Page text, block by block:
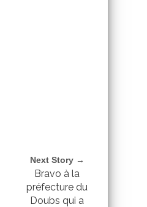
Next Story →
Bravo à la
préfecture du
Doubs qui a